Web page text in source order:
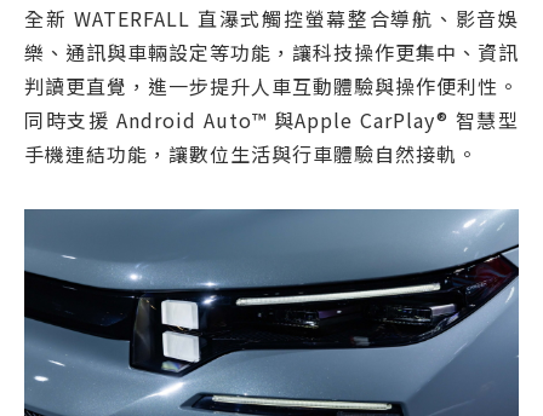
全新 WATERFALL 直瀑式觸控螢幕整合導航、影音娛
樂、通訊與車輛設定等功能，讓科技操作更集中、資訊
判讀更直覺，進一步提升人車互動體驗與操作便利性。
同時支援 Android Auto™ 與Apple CarPlay® 智慧型
手機連結功能，讓數位生活與行車體驗自然接軌。